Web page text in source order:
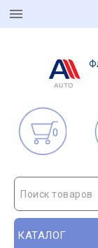
0
Поиск товаров
КАТАЛОГ